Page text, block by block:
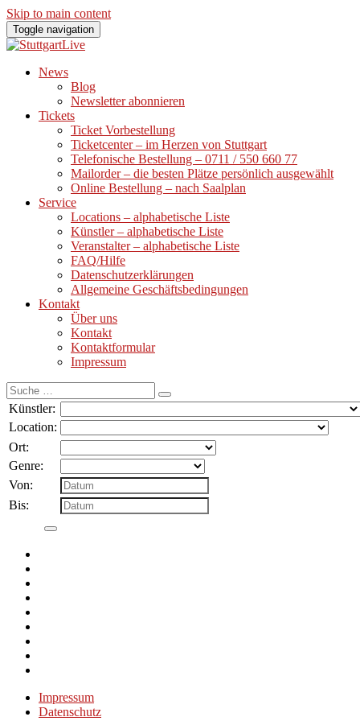
Skip to main content
Toggle navigation
News
Blog
Newsletter abonnieren
Tickets
Ticket Vorbestellung
Ticketcenter – im Herzen von Stuttgart
Telefonische Bestellung – 0711 / 550 660 77
Mailorder – die besten Plätze persönlich ausgewählt
Online Bestellung – nach Saalplan
Service
Locations – alphabetische Liste
Künstler – alphabetische Liste
Veranstalter – alphabetische Liste
FAQ/Hilfe
Datenschutzerklärungen
Allgemeine Geschäftsbedingungen
Kontakt
Über uns
Kontakt
Kontaktformular
Impressum
Suche
nach:
Künstler:
Location:
Ort:
Genre:
Von:
Bis:
Impressum
Datenschutz